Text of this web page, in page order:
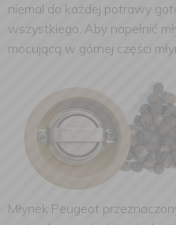
niemal do każdej potrawy
wszystkiego. Aby napełnić
mocującą w górnej części
Młynek Peugeot